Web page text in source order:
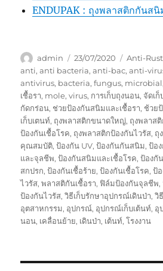
ENDUPAK : ถุงพลาสติกกันส
Author
admin
Posted
on
23/07/2020 Anti-
anti,anti bacteria,anti-bac,anti-
antivirus, bacteria,fungus, microbial
เชื้อรา, mole,virus, การเก็บถุงนอน, จัดเก็
กัดกร่อน, ช่วยป้องกันสนิมและเชื้อรา, ช้วย
เก็บเตนท์, ถุงพลาสติกขนาดใหญ่, ถุงพลาส
ป้องกันเชื้อโรค, ถุงพลาสติกป้องกันไวรัส, ถุ
คุณสมบัติ,ป้องกัน UV,ป้องกันกันสนิม,ป้อ
และจุลชีพ,ป้องกันสนิมและเชื้อโรค,ป้องกั
สกปรก,ป้องกันเชื้อร้าย,ป้องกันเชื้อโรค,ป้
ไวรัส,พลาสติกันเชื้อรา, ฟิล์มป้องกันจุลชีพ,
ป้องกันไวรัส,วิธีเก็บรักษาอุปกรณ์เดินป่า,วิ
อุตสาหกรรม, อุปกรณ์, อุปกรณ์เก็บเต้นท์, อุ
นอน, เคลื่อนย้าย, เดินป่า, เต้นท์,โรงงาน